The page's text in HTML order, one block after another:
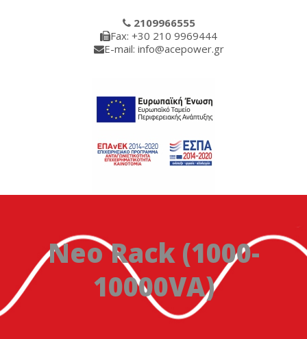
2109966555
Fax: +30 210 9969444
E-mail: info@acepower.gr
Neo Rack (1000-
10000VA)